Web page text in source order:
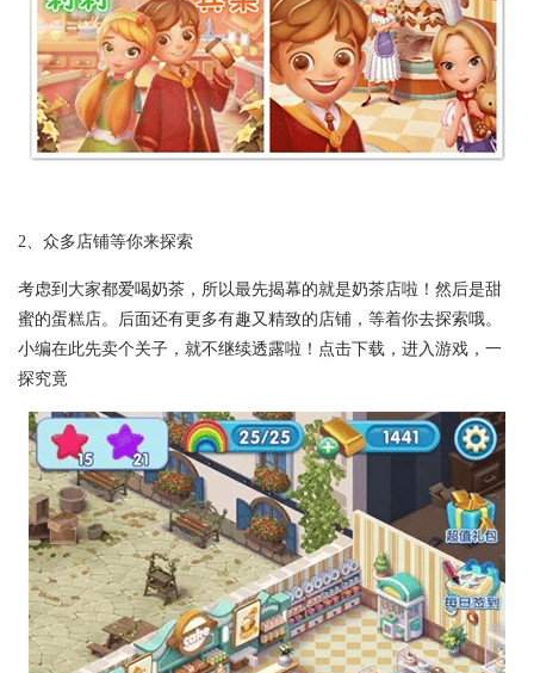
2、众多店铺等你来探索
考虑到大家都爱喝奶茶，所以最先揭幕的就是奶茶店啦！然后是甜
蜜的蛋糕店。后面还有更多有趣又精致的店铺，等着你去探索哦。
小编在此先卖个关子，就不继续透露啦！点击下载，进入游戏，一
探究竟